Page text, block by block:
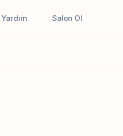
Yardım Salon Ol